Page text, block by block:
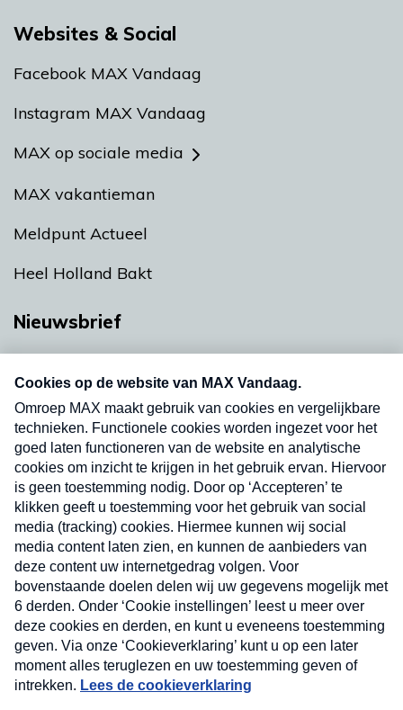
Websites & Social
Facebook MAX Vandaag
Instagram MAX Vandaag
MAX op sociale media
MAX vakantieman
Meldpunt Actueel
Heel Holland Bakt
Nieuwsbrief
Neem hier een gratis abonnement op onze
nieuwsbrief. Elke vrijdag- en dinsdagochtend in
uw mailbox.
Verzend
Nieuwsbrief
Neem hier een gratis abonnement op onze
nieuwsbrief. Elke vrijdag- en dinsdagochtend in uw